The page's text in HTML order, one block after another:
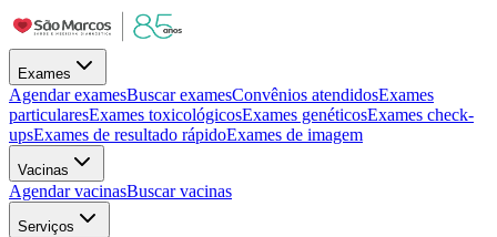
Exames
Agendar examesBuscar examesConvênios atendidosExames
particularesExames toxicológicosExames genéticosExames check-
upsExames de resultado rápidoExames de imagem
Vacinas
Agendar vacinasBuscar vacinas
Serviços